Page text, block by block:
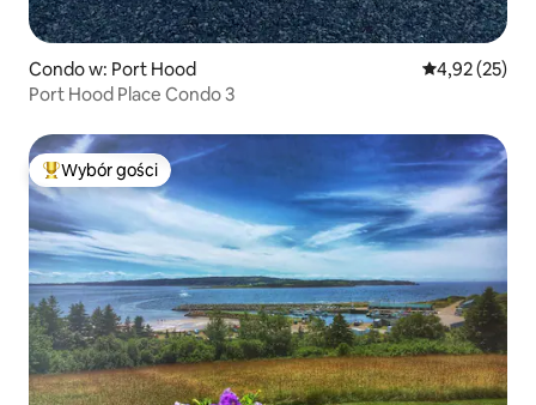
Condo w: Port Hood Średnia
4,92 (25)
Port Hood Place Condo 3
Najpopularniejsze z kategorii Wybór gości
Wybór gości